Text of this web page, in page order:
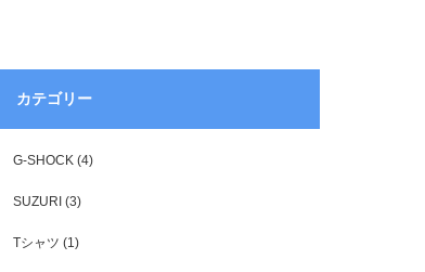
カテゴリー
G-SHOCK (4)
SUZURI (3)
Tシャツ (1)